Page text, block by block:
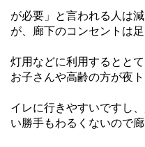
が必要」と言われる人は
が、廊下のコンセントは
灯用 などに利用するとと
お子さんや高齢の方が夜ト
イレに行きやすいですし
い勝手もわるくないので廊